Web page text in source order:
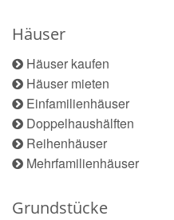
Häuser
Häuser kaufen
Häuser mieten
Einfamilienhäuser
Doppelhaushälften
Reihenhäuser
Mehrfamilienhäuser
Grundstücke